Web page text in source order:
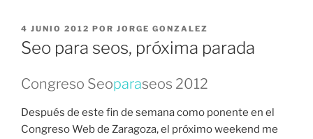
PUBLICADO
EL
4 JUNIO 2012 POR JORGE GONZALEZ
Seo para seos, próxima parada
Congreso Seoparaseos 2012
Después de este fin de semana como ponente en el
Congreso Web de Zaragoza, el próximo weekend me